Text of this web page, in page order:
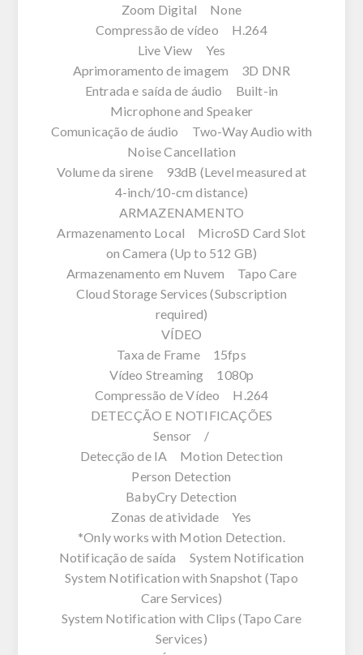
Zoom Digital None
Compressão de vídeo H.264
Live View Yes
Aprimoramento de imagem 3D DNR
Entrada e saída de áudio Built-in
Microphone and Speaker
Comunicação de áudio Two-Way Audio with
Noise Cancellation
Volume da sirene 93dB (Level measured at
4-inch/10-cm distance)
ARMAZENAMENTO
Armazenamento Local MicroSD Card Slot
on Camera (Up to 512 GB)
Armazenamento em Nuvem Tapo Care
Cloud Storage Services (Subscription
required)
VÍDEO
Taxa de Frame 15fps
Vídeo Streaming 1080p
Compressão de Vídeo H.264
DETECÇÃO E NOTIFICAÇÕES
Sensor /
Detecção de IA Motion Detection
Person Detection
BabyCry Detection
Zonas de atividade Yes
*Only works with Motion Detection.
Notificação de saída System Notification
System Notification with Snapshot (Tapo
Care Services)
System Notification with Clips (Tapo Care
Services)